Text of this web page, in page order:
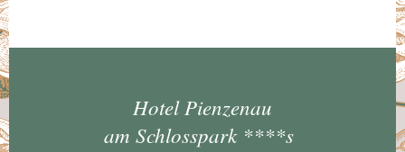
Hotel Pienzenau
am Schlosspark ****s